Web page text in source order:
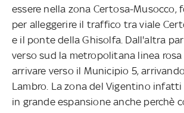
essere nella zona Certosa-Musocco,
per alleggerire il traffico tra viale
e il ponte della Ghisolfa. Dall'altra
verso sud la metropolitana linea
arrivare verso il Municipio 5,
Lambro. La zona del Vigentino
in grande espansione anche perchè